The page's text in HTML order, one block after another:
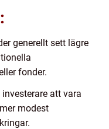
generellt sett lägre
fonder.
att vara
modest